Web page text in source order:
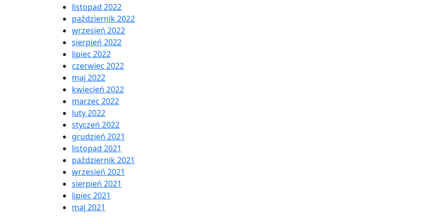
listopad 2022
październik 2022
wrzesień 2022
sierpień 2022
lipiec 2022
czerwiec 2022
maj 2022
kwiecień 2022
marzec 2022
luty 2022
styczeń 2022
grudzień 2021
listopad 2021
październik 2021
wrzesień 2021
sierpień 2021
lipiec 2021
maj 2021